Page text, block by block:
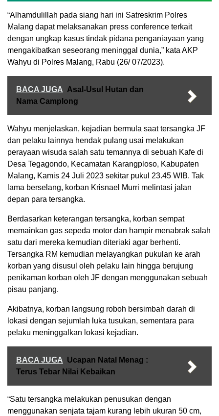
“Alhamdulillah pada siang hari ini Satreskrim Polres
Malang dapat melaksanakan press conference terkait
dengan ungkap kasus tindak pidana penganiayaan yang
mengakibatkan seseorang meninggal dunia,” kata AKP
Wahyu di Polres Malang, Rabu (26/ 07/2023).
BACA JUGA Asal-Usul Hutan dan
Nama Camplong
Wahyu menjelaskan, kejadian bermula saat tersangka JF
dan pelaku lainnya hendak pulang usai melakukan
perayaan wisuda salah satu temannya di sebuah Kafe di
Desa Tegagondo, Kecamatan Karangploso, Kabupaten
Malang, Kamis 24 Juli 2023 sekitar pukul 23.45 WIB. Tak
lama berselang, korban Krisnael Murri melintasi jalan
depan para tersangka.
Berdasarkan keterangan tersangka, korban sempat
memainkan gas sepeda motor dan hampir menabrak salah
satu dari mereka kemudian diteriaki agar berhenti.
Tersangka RM kemudian melayangkan pukulan ke arah
korban yang disusul oleh pelaku lain hingga berujung
penikaman korban oleh JF dengan menggunakan sebuah
pisau panjang.
Akibatnya, korban langsung roboh bersimbah darah di
lokasi dengan sejumlah luka tusukan, sementara para
pelaku meninggalkan lokasi kejadian.
BACA JUGA Ucapan Natal Menag :
Terus Tebar Nilai Kebaikan
“Satu tersangka melakukan penusukan dengan
menggunakan senjata tajam kurang lebih ukuran 50 cm,